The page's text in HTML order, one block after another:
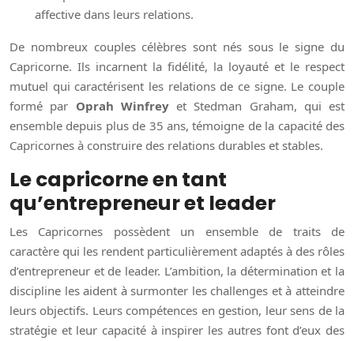
affective dans leurs relations.
De nombreux couples célèbres sont nés sous le signe du
Capricorne. Ils incarnent la fidélité, la loyauté et le respect
mutuel qui caractérisent les relations de ce signe. Le couple
formé par Oprah Winfrey et Stedman Graham, qui est
ensemble depuis plus de 35 ans, témoigne de la capacité des
Capricornes à construire des relations durables et stables.
Le capricorne en tant
qu’entrepreneur et leader
Les Capricornes possèdent un ensemble de traits de
caractère qui les rendent particulièrement adaptés à des rôles
d’entrepreneur et de leader. L’ambition, la détermination et la
discipline les aident à surmonter les challenges et à atteindre
leurs objectifs. Leurs compétences en gestion, leur sens de la
stratégie et leur capacité à inspirer les autres font d’eux des